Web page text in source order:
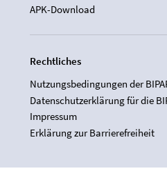
APK-Download
Rechtliches
Nutzungsbedingungen der
Datenschutzerklärung für die
Impressum
Erklärung zur Barrierefreiheit